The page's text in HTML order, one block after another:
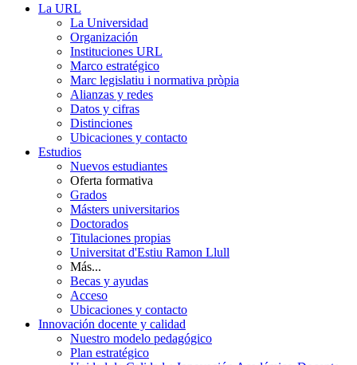
La URL
La Universidad
Organización
Instituciones URL
Marco estratégico
Marc legislatiu i normativa pròpia
Alianzas y redes
Datos y cifras
Distinciones
Ubicaciones y contacto
Estudios
Nuevos estudiantes
Oferta formativa
Grados
Másters universitarios
Doctorados
Titulaciones propias
Universitat d'Estiu Ramon Llull
Más...
Becas y ayudas
Acceso
Ubicaciones y contacto
Innovación docente y calidad
Nuestro modelo pedagógico
Plan estratégico